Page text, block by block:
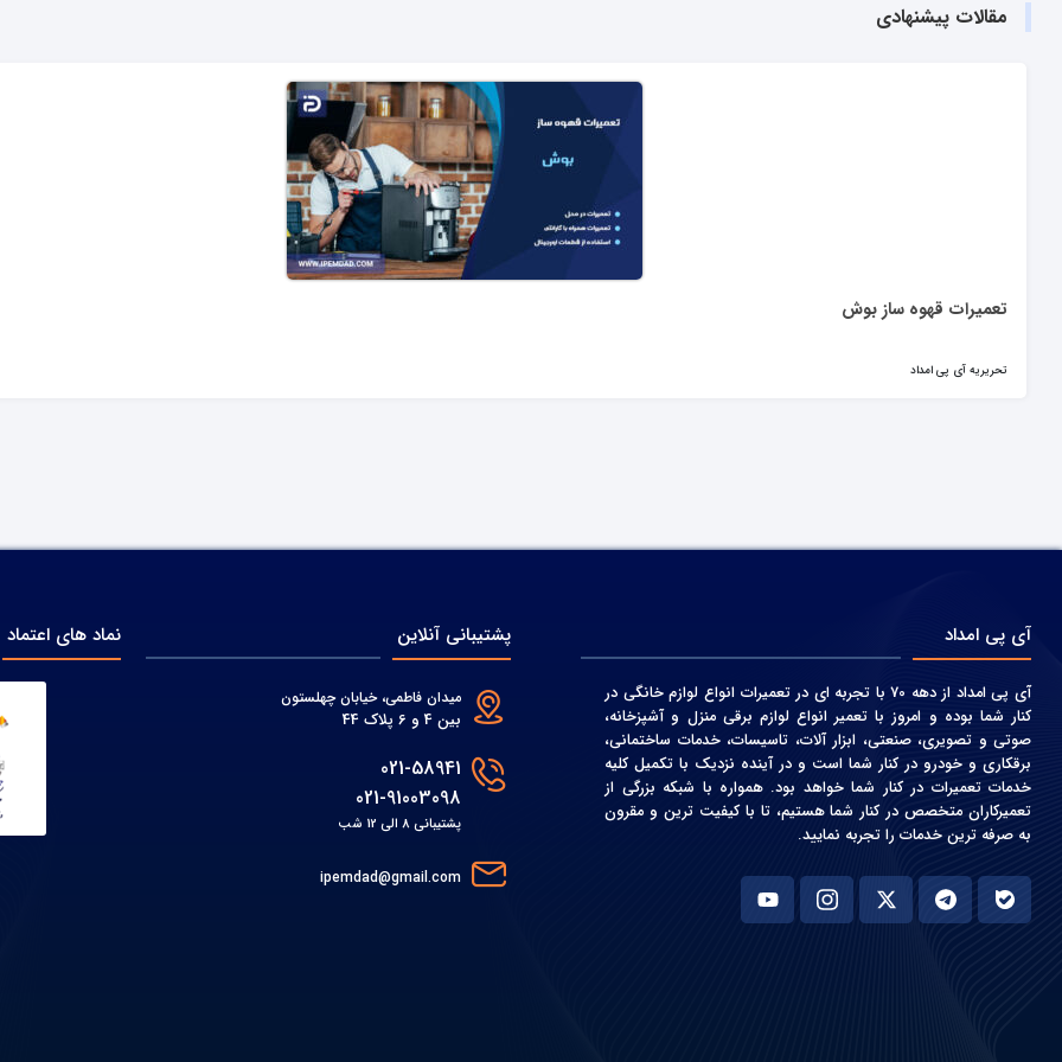
مقالات پیشنهادی
تعمیرات قهوه ساز بوش
تحریریه آی پی امداد
آی پی امداد
آی پی امداد از دهه 70 با تجربه ای در تعمیرات انواع لوازم خانگی در
کنار شما بوده و امروز با تعمیر انواع لوازم برقی منزل و آشپزخانه،
صوتی و‌ تصویری، صنعتی، ابزار آلات، تاسیسات، خدمات ساختمانی،
برقکاری و خودرو در کنار شما است و در آینده نزدیک با تکمیل کلیه
خدمات تعمیرات در کنار شما خواهد بود. همواره با شبکه بزرگی از
تعمیرکاران متخصص در کنار شما هستیم، تا با کیفیت ترین و مقرون
به صرفه ترین خدمات را تجربه نمایید.
پشتیبانی آنلاین
میدان فاطمی، خیابان چهلستون
بین 4 و 6 پلاک 44
021-58941
021-91003098
پشتیبانی 8 الی 12 شب
ipemdad@gmail.com
نماد های اعتماد